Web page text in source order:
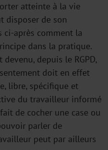
atteinte à la vie
disposer de son
ci-après comment la
dans la pratique.
depuis le RGPD,
doit en effet
libre, spécifique et
du travailleur informé
de cocher une case ou
parler de
peut par ailleurs